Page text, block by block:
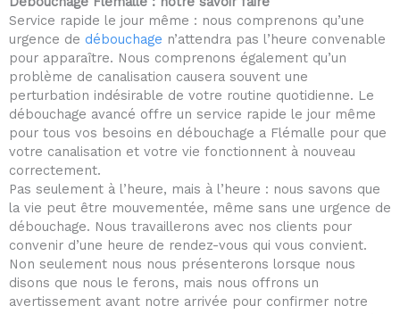
o
f
5
Service rapide le jour même : nous comprenons qu’une
urgence de débouchage n’attendra pas l’heure convenable
pour apparaître. Nous comprenons également qu’un
problème de canalisation causera souvent une
perturbation indésirable de votre routine quotidienne. Le
débouchage avancé offre un service rapide le jour même
pour tous vos besoins en débouchage a Flémalle pour que
votre canalisation et votre vie fonctionnent à nouveau
correctement.
Pas seulement à l’heure, mais à l’heure : nous savons que
la vie peut être mouvementée, même sans une urgence de
débouchage. Nous travaillerons avec nos clients pour
convenir d’une heure de rendez-vous qui vous convient.
Non seulement nous nous présenterons lorsque nous
disons que nous le ferons, mais nous offrons un
avertissement avant notre arrivée pour confirmer notre